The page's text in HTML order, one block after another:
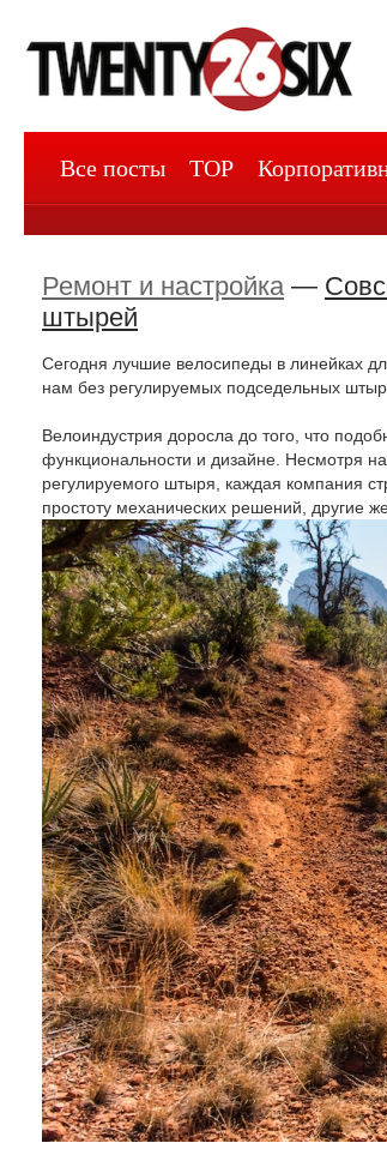
Все посты TOP
Ремонт и настройка—
штырей
Сегодня лучшие велосипеды в линейках
нам без регулируемых подседельных
Велоиндустрия доросла до того, что
функциональности и дизайне. Несмотря
регулируемого штыря, каждая компания
простоту механических решений, другие